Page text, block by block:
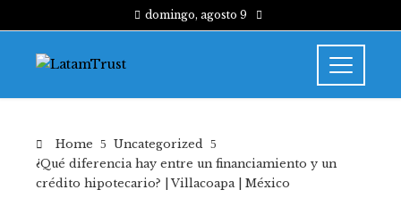
domingo, agosto 9
Home
Uncategorized
¿Qué diferencia hay entre un financiamiento y un
crédito hipotecario? | Villacoapa | México